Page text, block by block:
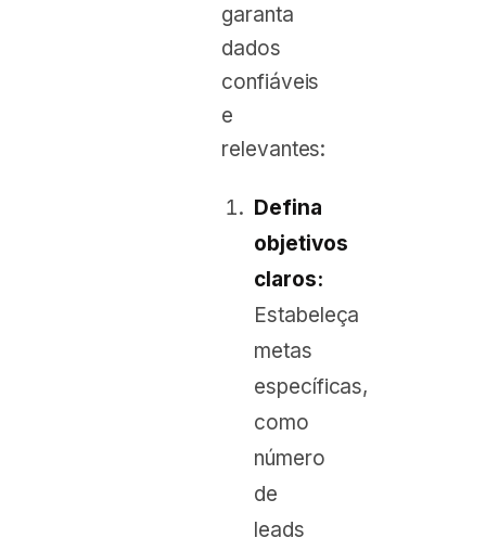
garanta
dados
confiáveis
e
relevantes:
Defina
objetivos
claros:
Estabeleça
metas
específicas,
como
número
de
leads